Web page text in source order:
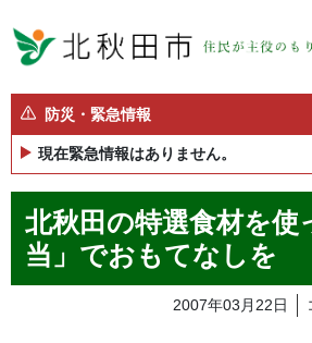
防災・緊急情報
現在緊急情報はありません。
北秋田の特選食材を使
当」でおもてなしを
2007年03月22日